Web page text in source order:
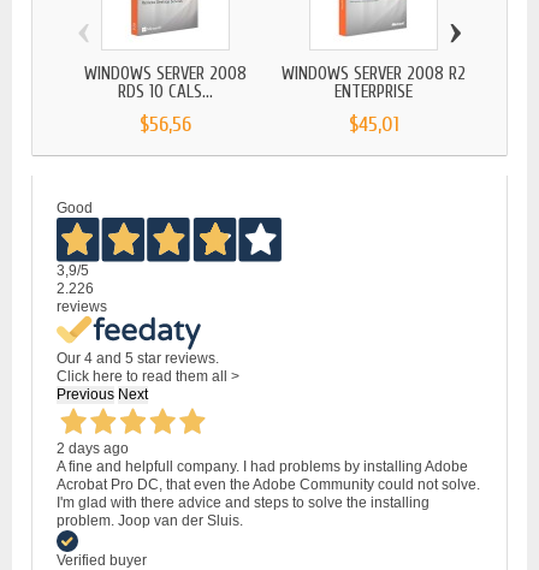
WINDOWS SERVER 2008
RDS 10 CALS...
$56,56
WINDOWS SERVER 2008 R2
ENTERPRISE
$45,01
‹ ›
Good
3,9/5
2.226
reviews
Our 4 and 5 star reviews.
Click here to read them all >
Previous Next
2 days ago
A fine and helpfull company. I had problems by installing Adobe
Acrobat Pro DC, that even the Adobe Community could not solve.
I'm glad with there advice and steps to solve the installing
problem. Joop van der Sluis.
Verified buyer